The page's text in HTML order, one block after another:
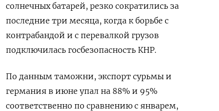
солнечных батарей, резко сократились за
последние три месяца, когда к борьбе с
контрабандой и с перевалкой грузов
подключилась госбезопасность КНР.
По данным таможни, экспорт сурьмы и
германия в июне упал на 88% и 95%
соответственно по сравнению с январем,